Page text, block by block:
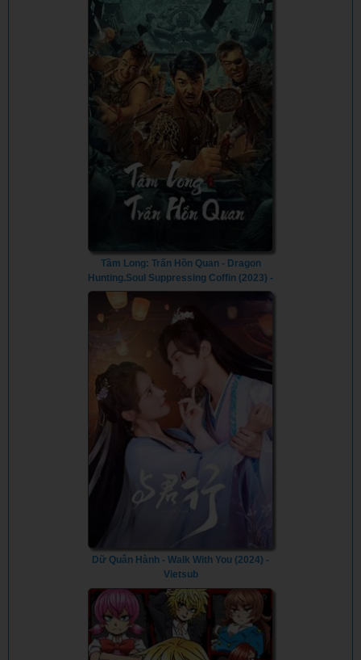
Tầm Long: Trấn Hồn Quan - Dragon
Hunting.Soul Suppressing Coffin (2023) -
Vietsub
Dữ Quân Hành - Walk With You (2024) -
Vietsub